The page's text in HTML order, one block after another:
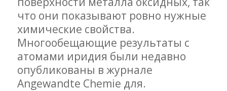
что они показывают ровно нужные
химические свойства.
Многообещающие результаты с
атомами иридия были недавно
опубликованы в журнале
Angewandte Chemie для.